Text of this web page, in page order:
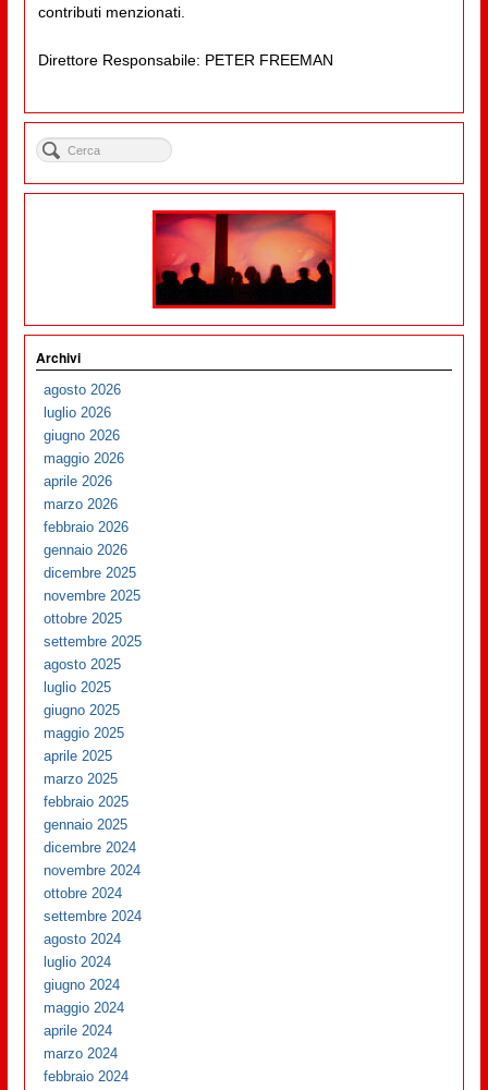
contributi menzionati.
Direttore Responsabile: PETER FREEMAN
Archivi
agosto 2026
luglio 2026
giugno 2026
maggio 2026
aprile 2026
marzo 2026
febbraio 2026
gennaio 2026
dicembre 2025
novembre 2025
ottobre 2025
settembre 2025
agosto 2025
luglio 2025
giugno 2025
maggio 2025
aprile 2025
marzo 2025
febbraio 2025
gennaio 2025
dicembre 2024
novembre 2024
ottobre 2024
settembre 2024
agosto 2024
luglio 2024
giugno 2024
maggio 2024
aprile 2024
marzo 2024
febbraio 2024